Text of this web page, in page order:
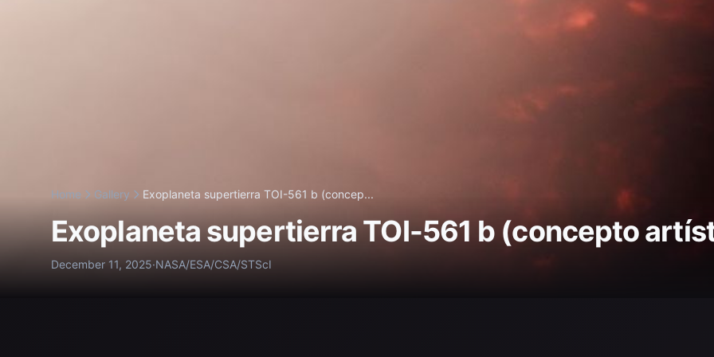
Home Gallery Exoplaneta supertierra TOI-561 b (concep...
Exoplaneta supertierra TOI-561 b (concepto
December 11, 2025·NASA/ESA/CSA/STScI